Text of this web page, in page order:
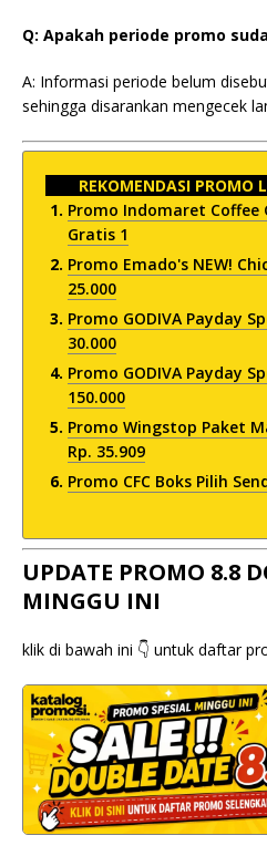
Q: Apakah periode promo
A: Informasi periode belum
sehingga disarankan mengecek
REKOMENDASI PROMO
Promo Indomaret Coffee
Gratis 1
Promo Emado's NEW!
25.000
Promo GODIVA Payday
30.000
Promo GODIVA Payday
150.000
Promo Wingstop Paket
Rp. 35.909
Promo CFC Boks Pilih
UPDATE PROMO 8.8
MINGGU INI
klik di bawah ini 👇 untuk daftar